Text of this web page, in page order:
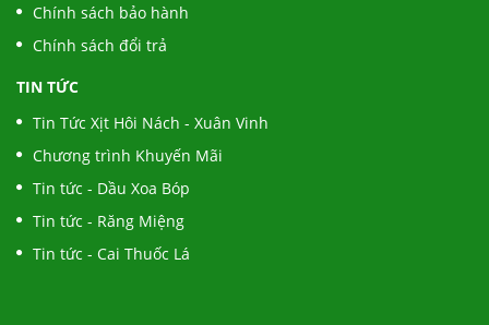
Chính sách bảo hành
Chính sách đổi trả
TIN TỨC
Tin Tức Xịt Hôi Nách - Xuân Vinh
Chương trình Khuyến Mãi
Tin tức - Dầu Xoa Bóp
Tin tức - Răng Miệng
Tin tức - Cai Thuốc Lá